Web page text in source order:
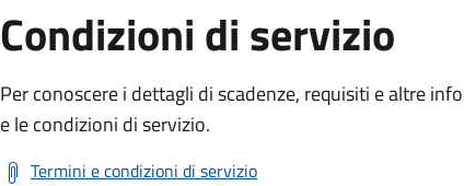
Condizioni di servizio
Per conoscere i dettagli di scadenze, requisiti e altre
e le condizioni di servizio.
Termini e condizioni di servizio